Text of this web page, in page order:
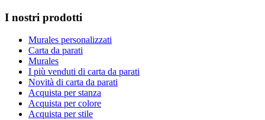
I nostri prodotti
Murales personalizzati
Carta da parati
Murales
I più venduti di carta da parati
Novità di carta da parati
Acquista per stanza
Acquista per colore
Acquista per stile